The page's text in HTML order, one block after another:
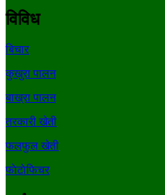
विविध
बिचार
कुखुरा पालन
बाख्रा पालन
तरकारी खेती
फलफुल खेती
फाेटाेफिचर